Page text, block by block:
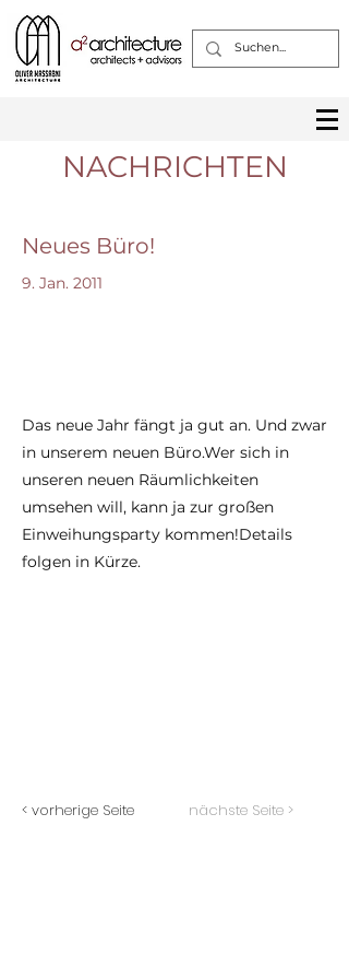
NACHRICHTEN
Neues Büro!
9. Jan. 2011
Das neue Jahr fängt ja gut an. Und zwar
in unserem neuen Büro.Wer sich in
unseren neuen Räumlichkeiten
umsehen will, kann ja zur großen
Einweihungsparty kommen!Details
folgen in Kürze.
< vorherige Seite nächste Seite >